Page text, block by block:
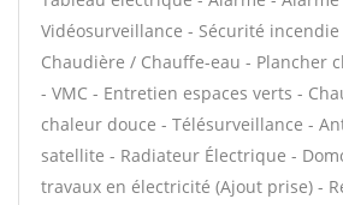
Vidéosurveillance - Sécurité
Chaudière / Chauffe-eau - Plancher
- VMC - Entretien espaces verts -
chaleur douce - Télésurveillance -
satellite - Radiateur Électrique -
travaux en électricité (Ajout prise) -